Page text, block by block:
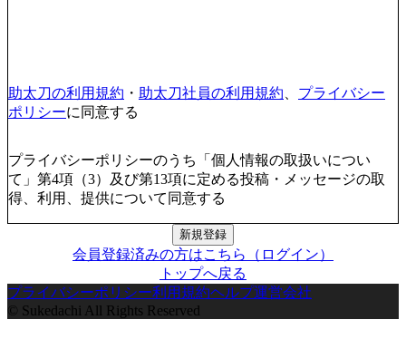
助太刀の利用規約 ・ 助太刀社員の利用規約
プライバシー
ポリシーに同意する
プライバシーポリシーのうち「個人情報の取扱いについ
て」第4項（3）及び第13項に定める投稿・メッセージの取
得、利用、提供について同意する
新規登録
会員登録済みの方はこちら（ログイン）
トップへ戻る
プライバシーポリシー利用規約ヘルプ運営会社
© Sukedachi All Rights Reserved